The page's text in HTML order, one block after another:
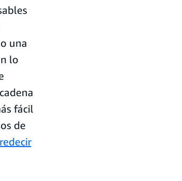
una
lo
fácil
de